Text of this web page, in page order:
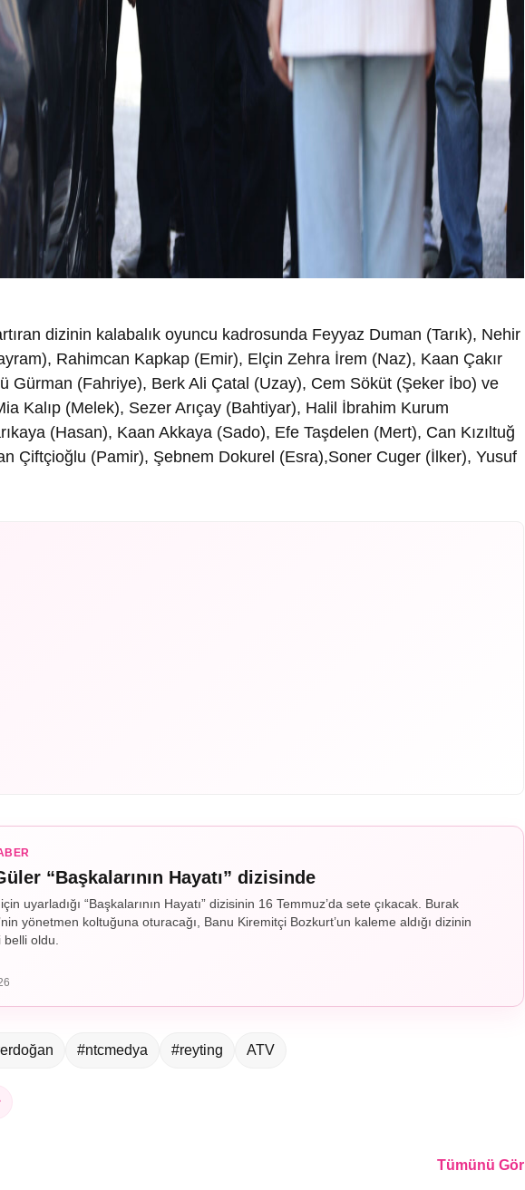
dizinin kalabalık oyuncu kadrosunda Feyyaz Duman (Tarık), Nehir
Rahimcan Kapkap (Emir), Elçin Zehra İrem (Naz), Kaan Çakır
Gürman (Fahriye), Berk Ali Çatal (Uzay), Cem Söküt (Şeker İbo) ve
Kalıp (Melek), Sezer Arıçay (Bahtiyar), Halil İbrahim Kurum
(Hasan), Kaan Akkaya (Sado), Efe Taşdelen (Mert), Can Kızıltuğ
Çiftçioğlu (Pamir), Şebnem Dokurel (Esra),Soner Cuger (İlker), Yusuf
“Başkalarının Hayatı” dizisinde
uyarladığı “Başkalarının Hayatı” dizisinin 16 Temmuz’da sete çıkacak. Burak
yönetmen koltuğuna oturacağı, Banu Kiremitçi Bozkurt’un kaleme aldığı dizinin
belli oldu.
#ntcmedya #reyting ATV
Tümünü Gör